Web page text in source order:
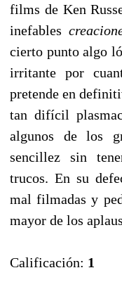
films de Ken
inefables
cierto punto algo
irritante por
pretende en
tan difícil
algunos de los
sencillez sin
trucos. En su
mal filmadas y
mayor de los
Calificación: 1